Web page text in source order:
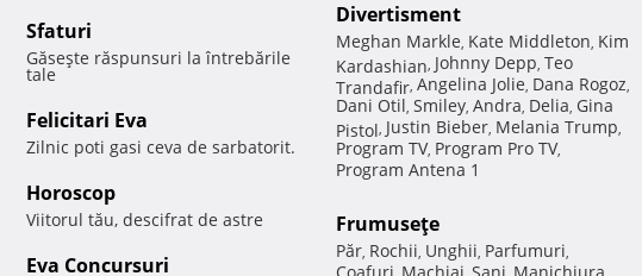
Sfaturi
Găseşte răspunsuri la întrebările
tale
Felicitari Eva
Zilnic poti gasi ceva de sarbatorit.
Horoscop
Viitorul tău, descifrat de astre
Eva Concursuri
Divertisment
Meghan Markle, Kate Middleton, Kim
Kardashian, Johnny Depp, Teo
Trandafir, Angelina Jolie, Dana Rogoz,
Dani Otil, Smiley, Andra, Delia, Gina
Pistol, Justin Bieber, Melania Trump,
Program TV, Program Pro TV,
Program Antena 1
Frumuseţe
Păr, Rochii, Unghii, Parfumuri,